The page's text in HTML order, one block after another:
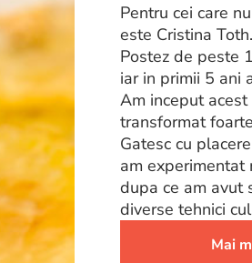
Pentru cei care
este Cristina Toth.
Postez de peste
iar in primii 5 ani
Am inceput
transformat
Gatesc cu
am experimentat
dupa ce am avut
diverse tehnici
Mai